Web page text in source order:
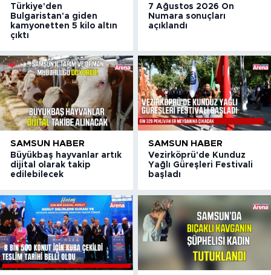
Türkiye'den
Bulgaristan'a giden
kamyonetten 5 kilo altın
çıktı
7 Ağustos 2026 On
Numara sonuçları
açıklandı
SAMSUN HABER
Büyükbaş hayvanlar artık
dijital olarak takip
edilebilecek
SAMSUN HABER
Vezirköprü'de Kunduz
Yağlı Güreşleri Festivali
başladı